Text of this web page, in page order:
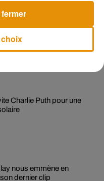
Jackson
Charlie Puth pour une
nous emmène en
dernier clip